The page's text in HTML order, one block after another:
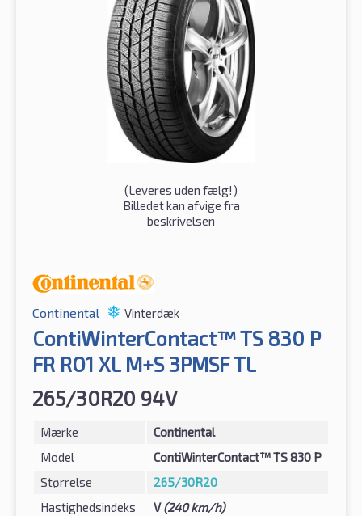
(Leveres uden fælg!)
Billedet kan afvige fra
beskrivelsen
Continental Vinterdæk
ContiWinterContact™ TS 830 P
FR RO1 XL M+S 3PMSF TL
265/30R20 94V
Mærke
Continental
Model
ContiWinterContact™ TS 830 P
Størrelse
265/30R20
Hastighedsindeks
V(240 km/h)